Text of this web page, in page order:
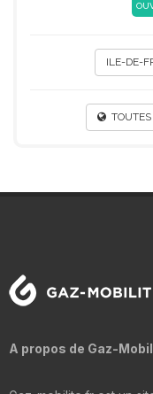
ILE-DE-
A propos de Gaz-